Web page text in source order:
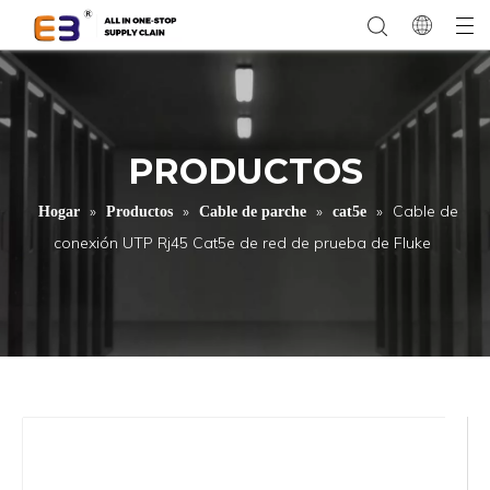
PRODUCTOS
Hogar » Productos » Cable de parche » cat5e » Cable de
conexión UTP Rj45 Cat5e de red de prueba de Fluke